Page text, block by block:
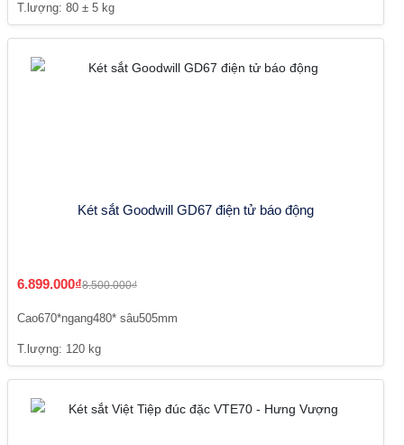
T.lượng: 80 ± 5 kg
Két sắt Goodwill GD67 điện tử báo động
6.899.000₫8.500.000₫
Cao670*ngang480* sâu505mm
T.lượng: 120 kg